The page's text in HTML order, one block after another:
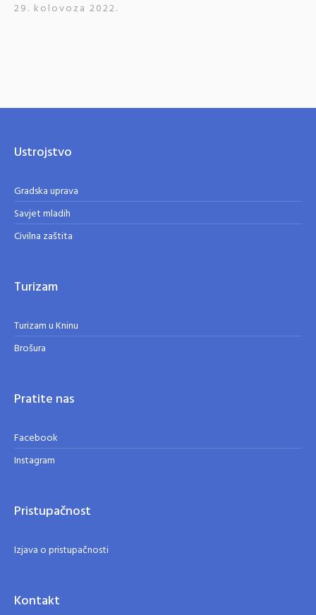
29. kolovoza 2022.
Ustrojstvo
Gradska uprava
Savjet mladih
Civilna zaštita
Turizam
Turizam u Kninu
Brošura
Pratite nas
Facebook
Instagram
Pristupačnost
Izjava o pristupačnosti
Kontakt